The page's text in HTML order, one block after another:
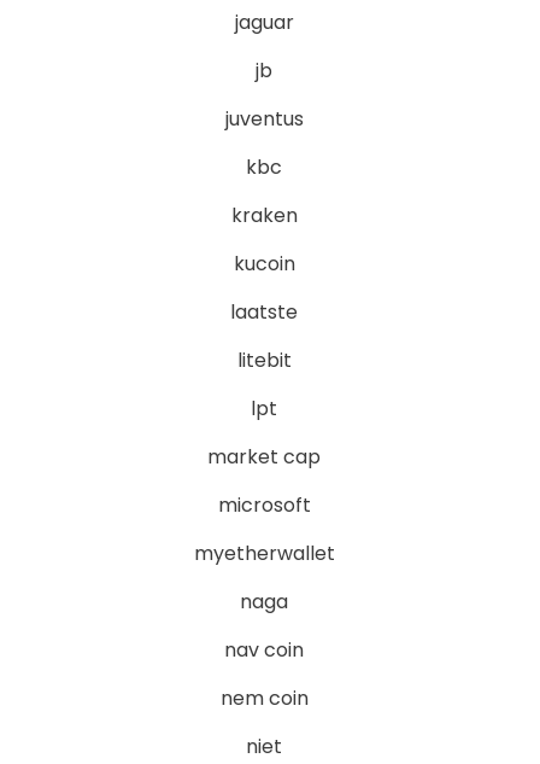
jaguar
jb
juventus
kbc
kraken
kucoin
laatste
litebit
lpt
market cap
microsoft
myetherwallet
naga
nav coin
nem coin
niet